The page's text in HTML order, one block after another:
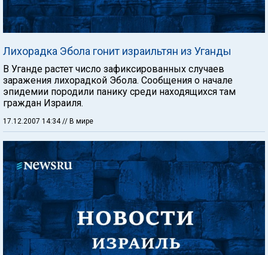
Лихорадка Эбола гонит израильтян из Уганды
В Уганде растет число зафиксированных случаев
заражения лихорадкой Эбола. Сообщения о начале
эпидемии породили панику среди находящихся там
граждан Израиля.
17.12.2007 14:34 // В мире